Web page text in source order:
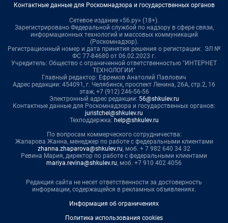
Контактные данные для Роскомнадзора и государственных органов
Сетевое издание «56.ру» (18+).
Зарегистрировано Федеральной службой по надзору в сфере связи,
информационных технологий и массовых коммуникаций
(Роскомнадзор).
Регистрационный номер и дата принятия решения о регистрации: ЭЛ №
ФС 77-84680 от 06.02.2023 г.
Учредитель: Общество с ограниченной ответственностью "ИНТЕРНЕТ
ТЕХНОЛОГИИ"
Главный редактор: Ефремов Анатолий Павлович
Адрес редакции: 454091, г. Челябинск, проспект Ленина, 26А, стр.2, 16
этаж, +7 (912) 246-56-56
Электронный адрес редакции: 56@shkulev.ru
Контактные данные для Роскомнадзора и государственных органов:
juristchel@shkulev.ru
Техподдержка: help@shkulev.ru
По вопросам коммерческого сотрудничества:
Жапарова Жанна, менеджер по работе с федеральными клиентами
zhanna.zhaparova@shkulev.ru, моб. + 7 982 640 34 32
Ревина Мария, директор по работе с федеральными клиентами
mariya.revina@shkulev.ru, моб. +7 910 402 4056
Редакция сайта не несет ответственности за достоверность
информации, содержащейся в рекламных объявлениях.
Информация об ограничениях
Политика использования cookies